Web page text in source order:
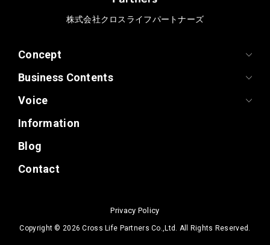
株式会社クロスライフパートナーズ
Concept
Business Contents
Voice
Information
Blog
Contact
Privacy Policy
Copyright © 2026 Cross Life Partners Co.,Ltd. All Rights Reserved.